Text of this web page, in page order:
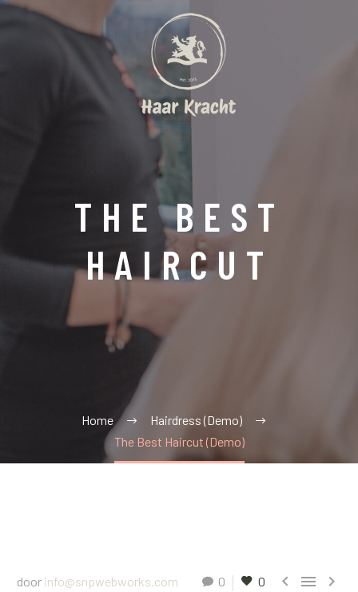
THE BEST
HAIRCUT
Home
Hairdress (Demo)
The Best Haircut (Demo)
0 0   
door info@snpwebworks.com